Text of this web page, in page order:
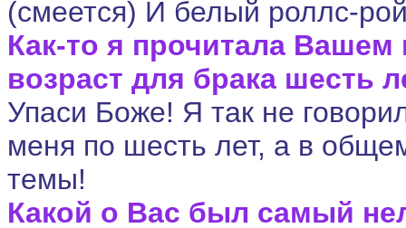
(смеется) И белый роллс-
Как-то я прочитала Вашем
возраст для брака шесть
Упаси Боже! Я так не
меня по шесть лет, а в
темы!
Какой о Вас был самый